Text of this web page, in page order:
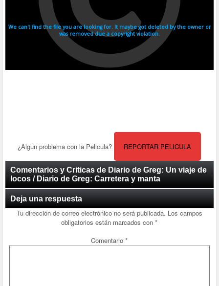
¿Algun problema con la Pelicula? REPORTAR PELICULA
Comentarios y Criticas de Diario de Greg: Un viaje de
locos / Diario de Greg: Carretera y manta
Deja una respuesta
Tu dirección de correo electrónico no será publicada. Los campos
obligatorios están marcados con*
Comentario*